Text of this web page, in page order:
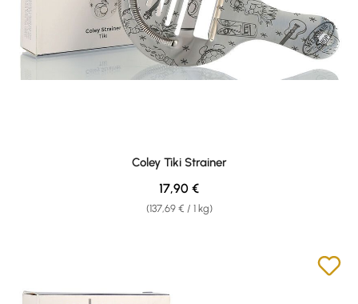
Coley Tiki Strainer
(137,69 € / 1 kg)
Regulärer Preis:
17,90 €